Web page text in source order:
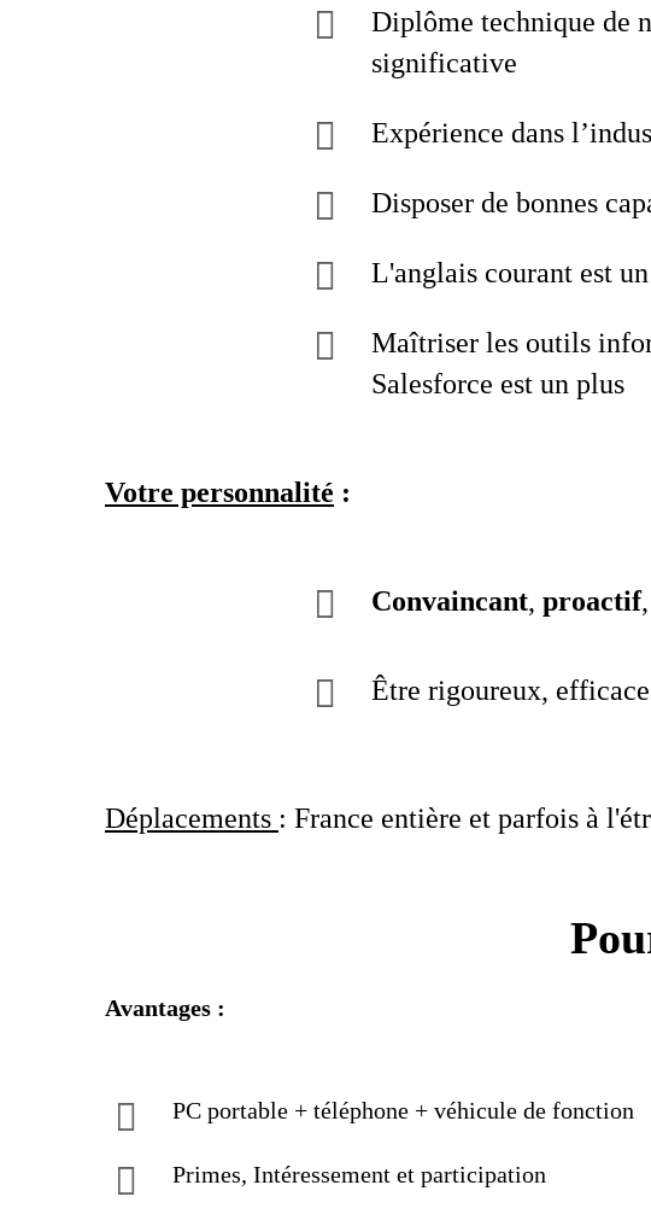
Diplôme technique de
significative
Expérience dans
Disposer de bonnes
L'anglais courant est
Maîtriser les outils
Salesforce est un plus
Votre personnalité :
Convaincant, proactif,
Être rigoureux,
Déplacements : France entière et parfois à
Avantages :
PC portable + téléphone + véhicule de fonction
Primes, Intéressement et participation